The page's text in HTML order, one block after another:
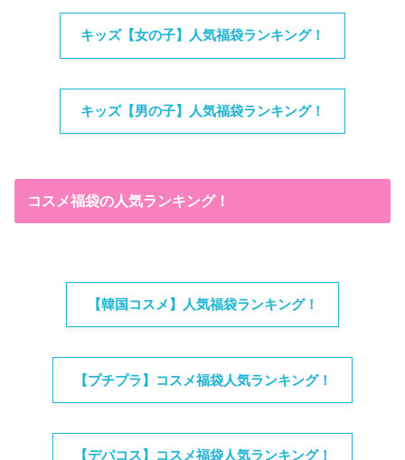
キッズ【女の子】人気福袋ランキング！
キッズ【男の子】人気福袋ランキング！
コスメ福袋の人気ランキング！
【韓国コスメ】人気福袋ランキング！
【プチプラ】コスメ福袋人気ランキング！
【デパコス】コスメ福袋人気ランキング！